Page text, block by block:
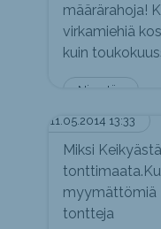
Nimetön
määrärahoja!
virkamiehiä
kuin
11.05.2014 13:33
Miksi
myymättömiä
tontteja